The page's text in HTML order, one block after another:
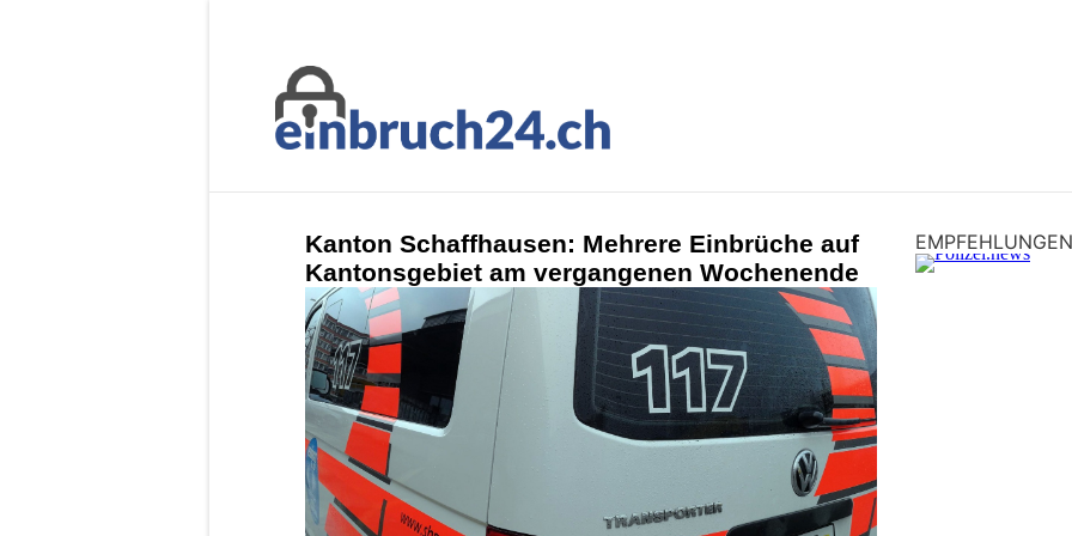
Kanton Schaffhausen: Mehrere Einbrüche auf
Kantonsgebiet am vergangenen Wochenende
EMPFEHLUNGEN